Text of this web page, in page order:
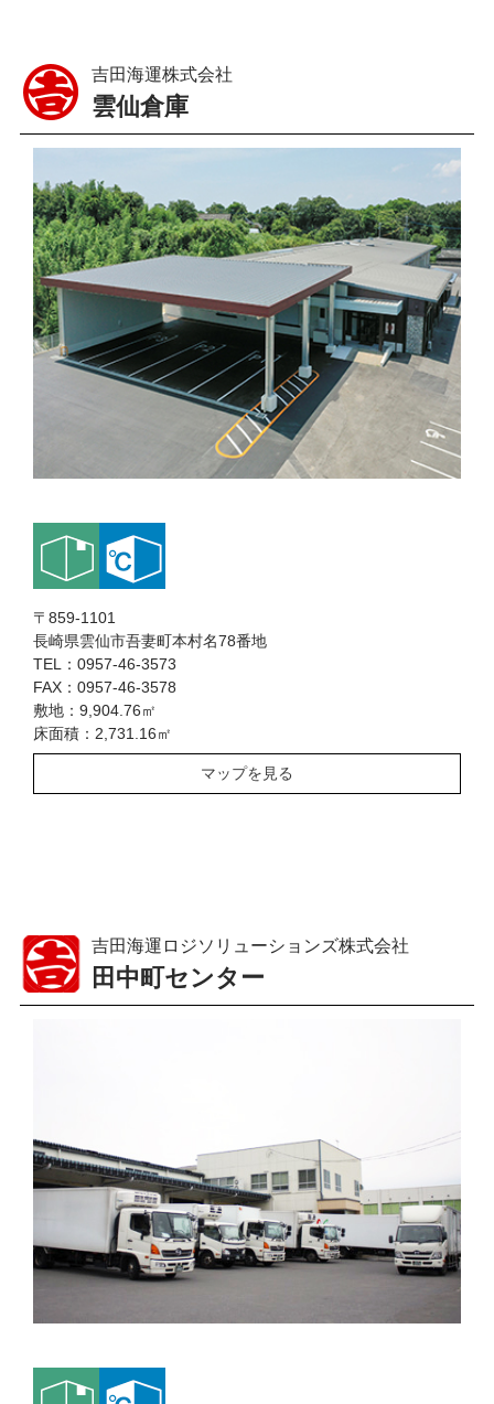
吉田海運株式会社
雲仙倉庫
〒859-1101
長崎県雲仙市吾妻町本村名78番地
TEL：0957-46-3573
FAX：0957-46-3578
敷地：9,904.76㎡
床面積：2,731.16㎡
マップを見る
吉田海運ロジソリューションズ株式会社
田中町センター